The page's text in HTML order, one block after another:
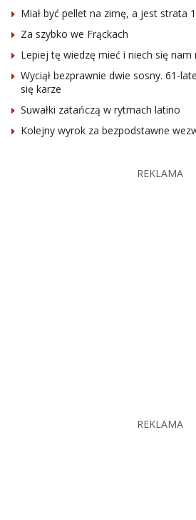
Miał być pellet na zimę, a jest strata
Za szybko we Frąckach
Lepiej tę wiedzę mieć i niech się nam
Wyciął bezprawnie dwie sosny. 61-
się karze
Suwałki zatańczą w rytmach latino
Kolejny wyrok za bezpodstawne
REKLAMA
REKLAMA